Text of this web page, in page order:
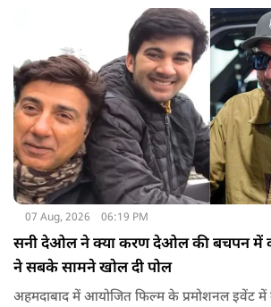
07 Aug, 2026 06:19 PM
सनी देओल ने क्या करण देओल की बचपन में
ने सबके सामने खोल दी पोल
अहमदाबाद में आयोजित फिल्म के प्रमोशनल इवेंट